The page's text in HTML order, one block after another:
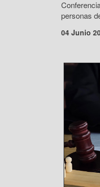
personas
04 Junio